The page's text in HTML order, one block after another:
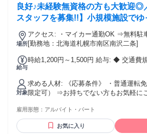
良好♪未経験無資格の方も大歓迎◎
スタッフを募集!!】小規模施設で
ト相談OK!
場所
アクセス: ・マイカー通勤
[勤務地：北海道札幌市南区南沢二条]
給与
時給1,200円～1,500円 給与: ◆ 交通費規定支給（上限10,000
円 ◆ 資格手当（時給100円UP） ∟児発菅・保育士・教員免
許いずれかをお持ちの方
対象
求める人材: ​《応募条件》 ・普通運転免許をお持ちの方（AT
限定可） ⇒お持ちでない方もお気軽にご相談ください◎ ＊＊
須ではありません ・児童福祉施設での経験が5年以上ある方
・保育士免許をお持ちの方 ・児童発達支援管理責任者の資格
をお持ちの方 ・教員免許（幼・小・中・高問わず）をお持ち
雇用形態： アルバイト・パート
お気に入り